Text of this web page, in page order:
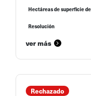
Hectáreas de superficie
Resolución
ver más
Rechazado